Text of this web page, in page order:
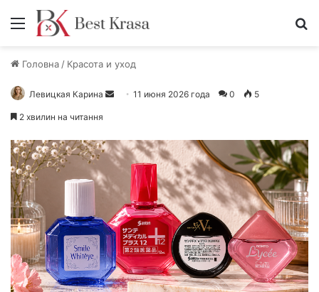
Меню
Головна / Красота и уход
Левицкая Карина
р
а
т
ь
п
и
с
11 июня 2026 года 0 5
2 хвилин на читання